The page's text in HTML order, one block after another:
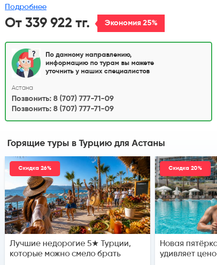
Подробнее
От 339 922 тг. Экономия 25%
По данному направлению,
информацию по турам вы можете
уточнить у наших специалистов
Астана
Позвонить: 8 (707) 777-71-09
Позвонить: 8 (707) 777-71-09
Горящие туры в Турцию для Астаны
Скидка 26%
Лучшие недорогие 5★ Турции,
которые можно смело брать
Скидка 20%
Новая
удивляет